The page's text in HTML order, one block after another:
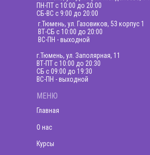
ПН-ПТ c 10:00 до 20:00
СБ-ВС с 9:00 до 20:00
г.Тюмень, ул. Газовиков, 53 корпус 1
ВТ-СБ с 10:00 до 20:00
ВС-ПН - выходной
г.Тюмень, ул. Заполярная, 11
ВТ-ПТ с 10:00 до 20:30
СБ с 09:00 до 19:30
ВС-ПН - выходной
МЕНЮ
Главная
О нас
Курсы